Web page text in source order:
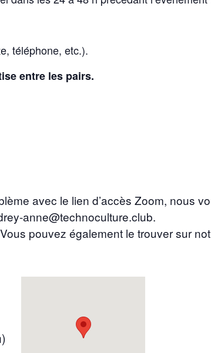
téléphone, etc.).
entre les pairs.
avec le lien d’accès Zoom, nous
anne@technoculture.club.
pouvez également le trouver sur